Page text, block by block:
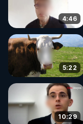
Rendez-vous sur
code :
▶ 30 jours gratuit
de bien-être
Rendez-vous sur
le code :
4:46
5:22
10:29